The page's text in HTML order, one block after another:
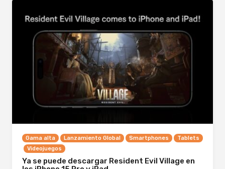
Gama alta Lanzamiento Global Smartphones
Tablets
Videojuegos
Ya se puede descargar Resident Evil Village en